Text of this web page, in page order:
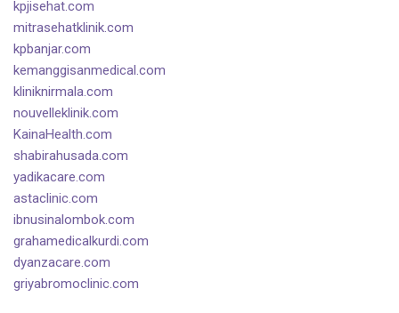
kpjisehat.com
mitrasehatklinik.com
kpbanjar.com
kemanggisanmedical.com
kliniknirmala.com
nouvelleklinik.com
KainaHealth.com
shabirahusada.com
yadikacare.com
astaclinic.com
ibnusinalombok.com
grahamedicalkurdi.com
dyanzacare.com
griyabromoclinic.com